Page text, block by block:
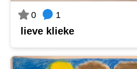
0 1
lieve klieke